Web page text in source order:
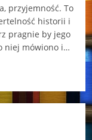
przyjemność. To
historii i
pragnie by jego
niej mówiono i…